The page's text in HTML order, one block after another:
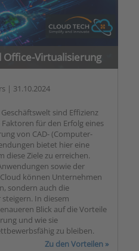
Office-Virtualisierung
| 31.10.2024
sind Effizienz
für den Erfolg eines
von CAD- (Computer-
bietet hier eine
diese Ziele zu erreichen.
sowie der
können Unternehmen
sondern auch die
In diesem
Blick auf die Vorteile
und wie sie
zu bleiben.
Zu den Vorteilen »